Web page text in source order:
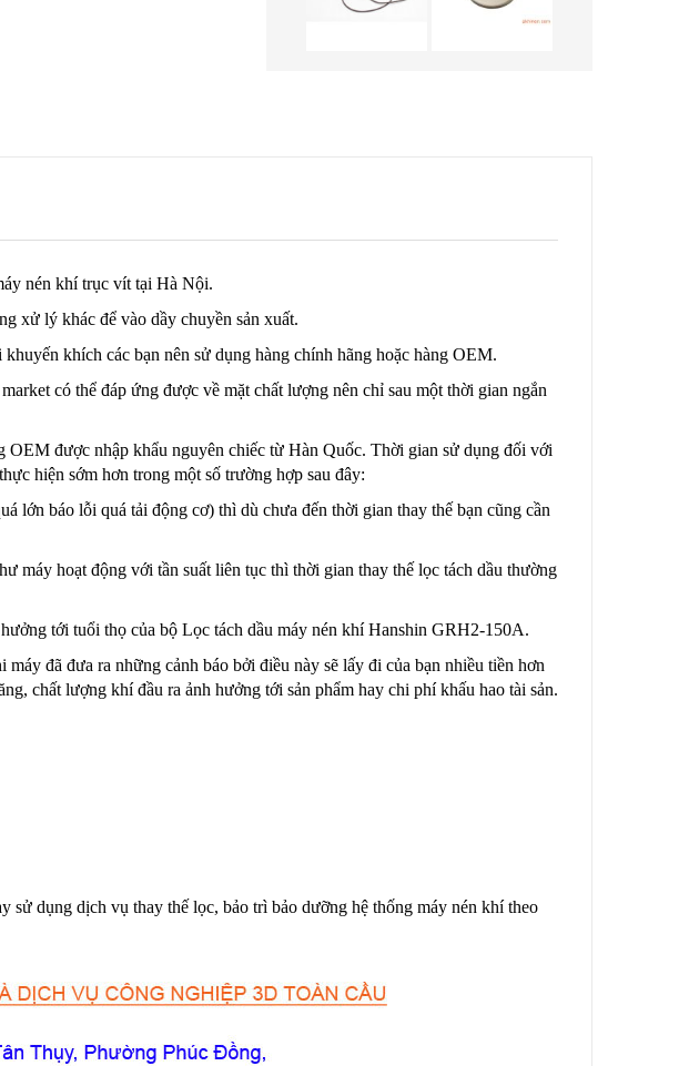
nén khí trục vít tại Hà Nội.
xử lý khác để vào dầy chuyền sản xuất.
khích các bạn nên sử dụng hàng chính hãng hoặc hàng OEM.
có thể đáp ứng được về mặt chất lượng nên chỉ sau một thời gian ngắn
được nhập khẩu nguyên chiếc từ Hàn Quốc. Thời gian sử dụng đối với
hiện sớm hơn trong một số trường hợp sau đây:
lớn báo lỗi quá tải động cơ) thì dù chưa đến thời gian thay thế bạn cũng cần
máy hoạt động với tần suất liên tục thì thời gian thay thế lọc tách dầu thường
tới tuổi thọ của bộ Lọc tách dầu máy nén khí Hanshin GRH2-150A.
đã đưa ra những cảnh báo bởi điều này sẽ lấy đi của bạn nhiều tiền hơn
chất lượng khí đầu ra ảnh hưởng tới sản phẩm hay chi phí khấu hao tài sản.
sử dụng dịch vụ thay thế lọc, bảo trì bảo dưỡng hệ thống máy nén khí theo